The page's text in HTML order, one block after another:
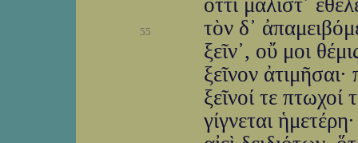
ὅττι μάλιστ᾽
55
τὸν δ᾽
ξεῖν᾽, οὔ μοι
ξεῖνον
ξεῖνοί τε πτωχοί
γίγνεται